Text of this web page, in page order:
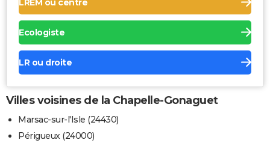
LREM ou centre
Ecologiste
LR ou droite
Villes voisines de la Chapelle-Gonaguet
Marsac-sur-l'Isle (24430)
Périgueux (24000)